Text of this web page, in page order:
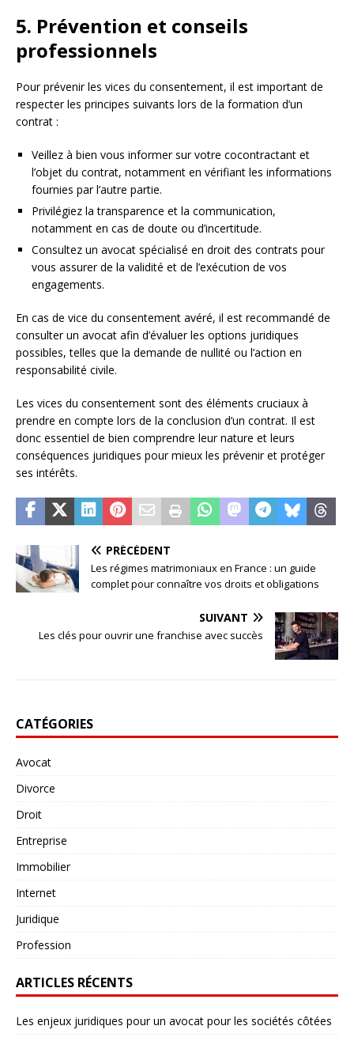
5. Prévention et conseils
professionnels
Pour prévenir les vices du consentement, il est important de
respecter les principes suivants lors de la formation d’un
contrat :
Veillez à bien vous informer sur votre cocontractant et
l’objet du contrat, notamment en vérifiant les informations
fournies par l’autre partie.
Privilégiez la transparence et la communication,
notamment en cas de doute ou d’incertitude.
Consultez un avocat spécialisé en droit des contrats pour
vous assurer de la validité et de l’exécution de vos
engagements.
En cas de vice du consentement avéré, il est recommandé de
consulter un avocat afin d’évaluer les options juridiques
possibles, telles que la demande de nullité ou l’action en
responsabilité civile.
Les vices du consentement sont des éléments cruciaux à
prendre en compte lors de la conclusion d’un contrat. Il est
donc essentiel de bien comprendre leur nature et leurs
conséquences juridiques pour mieux les prévenir et protéger
ses intérêts.
PRÉCÉDENT
Les régimes matrimoniaux en France : un guide
complet pour connaître vos droits et obligations
SUIVANT
Les clés pour ouvrir une franchise avec succès
CATÉGORIES
Avocat
Divorce
Droit
Entreprise
Immobilier
Internet
Juridique
Profession
ARTICLES RÉCENTS
Les enjeux juridiques pour un avocat pour les sociétés côtées